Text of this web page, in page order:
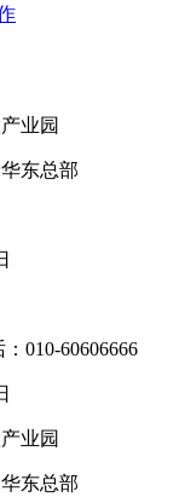
业园
东总部
010-60606666
业园
东总部